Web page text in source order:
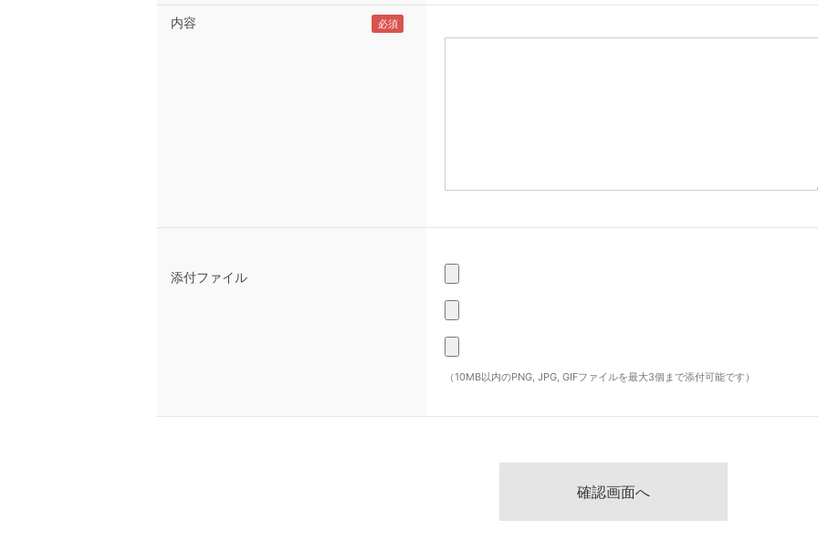
内容
添付ファイル
（10MB以内のPNG, JPG, GIFファイルを最大3個まで添付可能です）